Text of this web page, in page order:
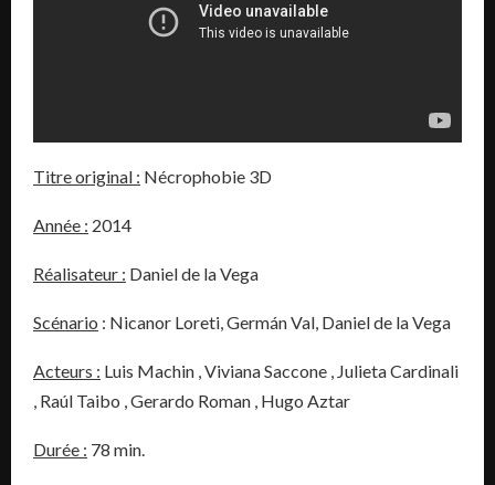
Titre original : Nécrophobie 3D
Année : 2014
Réalisateur : Daniel de la Vega
Scénario : Nicanor Loreti, Germán Val, Daniel de la Vega
Acteurs : Luis Machin , Viviana Saccone , Julieta Cardinali
, Raúl Taibo , Gerardo Roman , Hugo Aztar
Durée : 78 min.